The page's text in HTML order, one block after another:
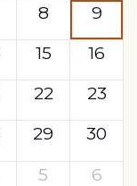
8
9
15
16
22
23
29
30
5 6